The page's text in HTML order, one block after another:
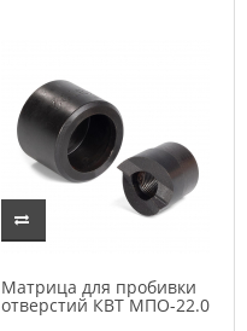
Матрица для пробивки
отверстий КВТ МПО-22.0